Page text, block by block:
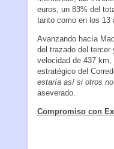
euros, un 83% del
tanto como en los 13
Avanzando hacía
del trazado del tercer
velocidad de 437
estratégico del
estaría así si otros no
aseverado.
Compromiso con